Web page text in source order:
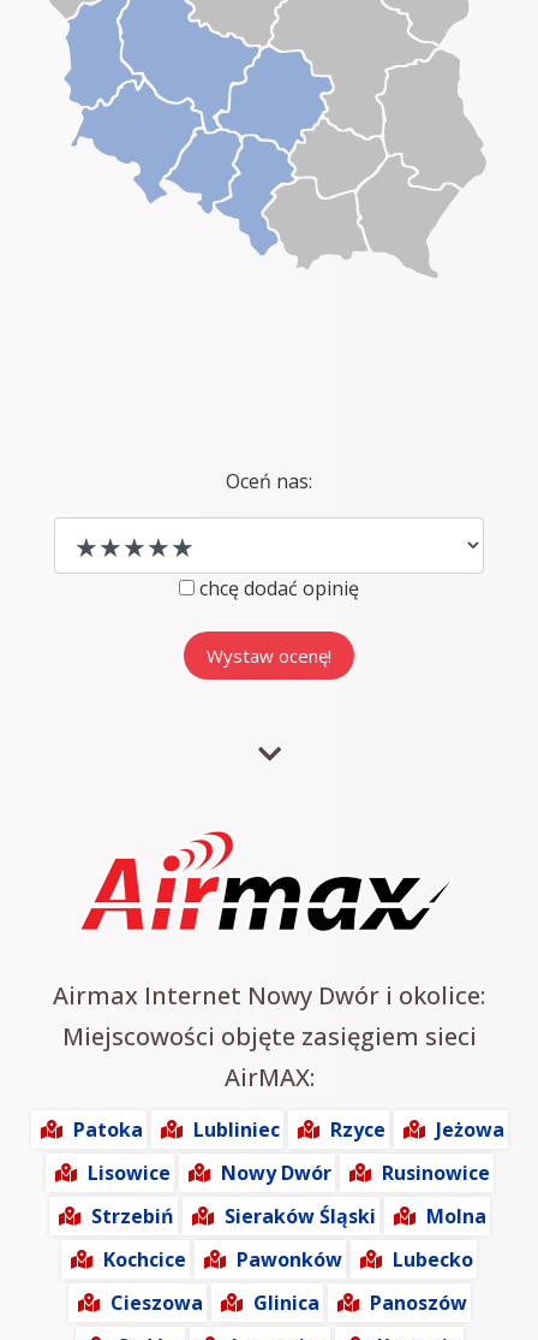
Oceń nas:
chcę dodać opinię
Airmax Internet Nowy Dwór i okolice:
Miejscowości objęte zasięgiem sieci
AirMAX:
Patoka Lubliniec Rzyce
Jeżowa
Lisowice
Nowy Dwór
Rusinowice
Strzebiń
Sieraków Śląski
Molna
Kochcice
Pawonków
Lubecko
Cieszowa
Glinica
Panoszów